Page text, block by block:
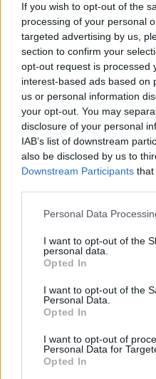
If you wish to opt-out of the
processing of your personal
targeted advertising by us,
section to confirm your
opt-out request is processed
interest-based ads based on
us or personal information
your opt-out. You may
disclosure of your personal
IAB’s list of downstream
also be disclosed by us to
Downstream Participants that
Personal Data
I want to opt-out of the
personal data.
Opted In
I want to opt-out of the
Personal Data.
Opted In
I want to opt-out of
Personal Data for
Opted In
Leggi l'articolo:
Openjobmetis, la finale è
Commenti
Accedi o
L'email è richiesta ma non verrà
commento esprime il pensiero
di VareseNews.it, che rimane